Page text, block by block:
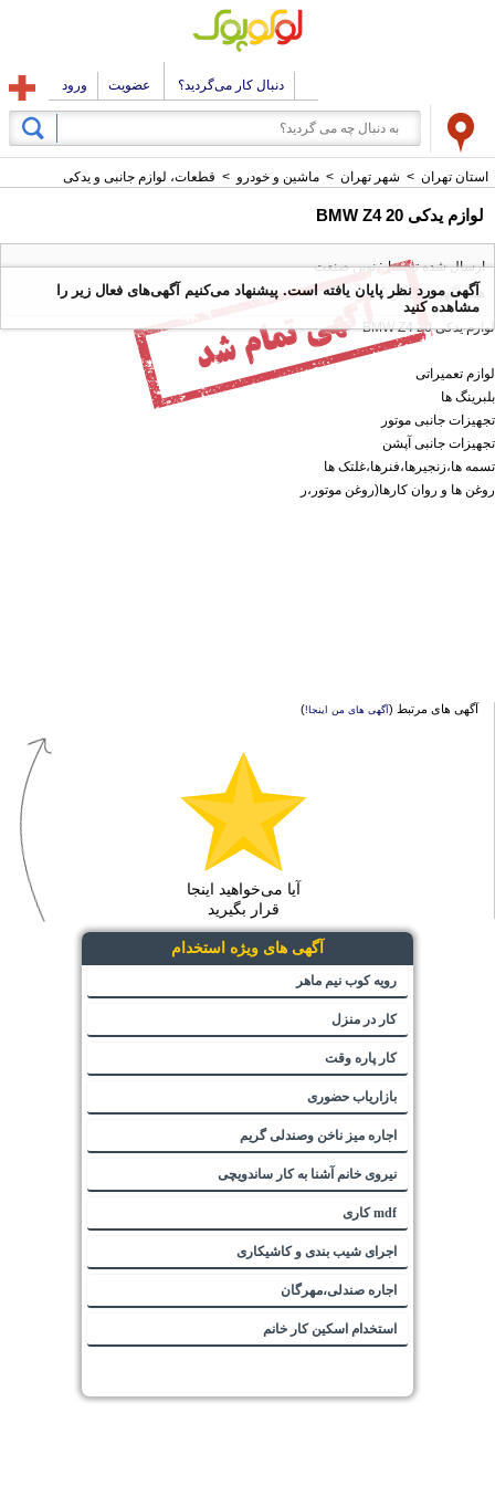
دنبال کار می‌گردید؟ عضویت ورود
استان تهران > شهر تهران > ماشین و خودرو > قطعات، لوازم جانبی و یدکی
لوازم یدکی BMW Z4 20
ارسال شده توسط : نوین صنعت
همه آگهی های این کاربر
لوازم یدکی BMW Z4 20
لوازم تعمیراتی
بلبرینگ ها
تجهیزات جانبی موتور
تجهیزات جانبی آپشن
تسمه ها،زنجیرها،فنرها،غلتک ها
روغن ها و روان کارها(روغن موتور،ر
آگهی مورد نظر پایان یافته است. پیشنهاد می‌کنیم آگهی‌های فعال زیر را
مشاهده کنید
آگهی های مرتبط (آگهی های من اینجا!)
آیا می‌خواهید اینجا
قرار بگیرید
آگهی های ویژه استخدام
رویه کوب نیم ماهر
کار در منزل
کار پاره وقت
بازاریاب حضوری
اجاره میز ناخن وصندلی گریم
نیروی خانم آشنا به کار ساندویچی
mdf کاری
اجرای شیب بندی و کاشیکاری
اجاره صندلی،مهرگان
استخدام اسکین کار خانم